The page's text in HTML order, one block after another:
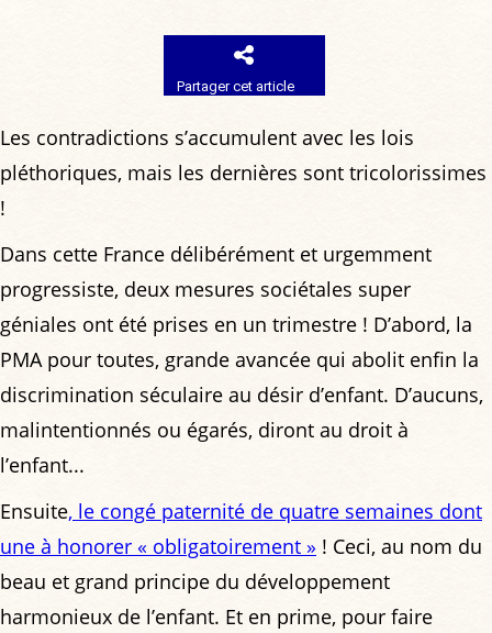
Partager cet article
Les contradictions s’accumulent avec les lois
pléthoriques, mais les dernières sont tricolorissimes
!
Dans cette France délibérément et urgemment
progressiste, deux mesures sociétales super
géniales ont été prises en un trimestre ! D’abord, la
PMA pour toutes, grande avancée qui abolit enfin la
discrimination séculaire au désir d’enfant. D’aucuns,
malintentionnés ou égarés, diront au droit à
l’enfant...
Ensuite, le congé paternité de quatre semaines dont
une à honorer « obligatoirement » ! Ceci, au nom du
beau et grand principe du développement
harmonieux de l’enfant. Et en prime, pour faire